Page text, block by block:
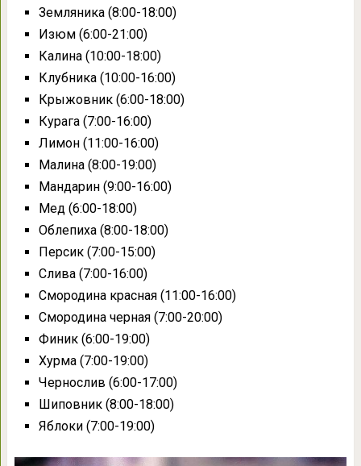
Земляника (8:00-18:00)
Изюм (6:00-21:00)
Калина (10:00-18:00)
Клубника (10:00-16:00)
Крыжовник (6:00-18:00)
Курага (7:00-16:00)
Лимон (11:00-16:00)
Малина (8:00-19:00)
Мандарин (9:00-16:00)
Мед (6:00-18:00)
Облепиха (8:00-18:00)
Персик (7:00-15:00)
Слива (7:00-16:00)
Смородина красная (11:00-16:00)
Смородина черная (7:00-20:00)
Финик (6:00-19:00)
Хурма (7:00-19:00)
Чернослив (6:00-17:00)
Шиповник (8:00-18:00)
Яблоки (7:00-19:00)